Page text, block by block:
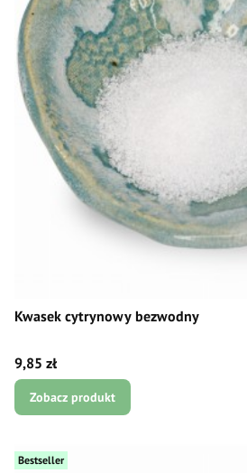
Kwasek cytrynowy bezwodny
Cena
9,85 zł
Zobacz produkt
Bestseller